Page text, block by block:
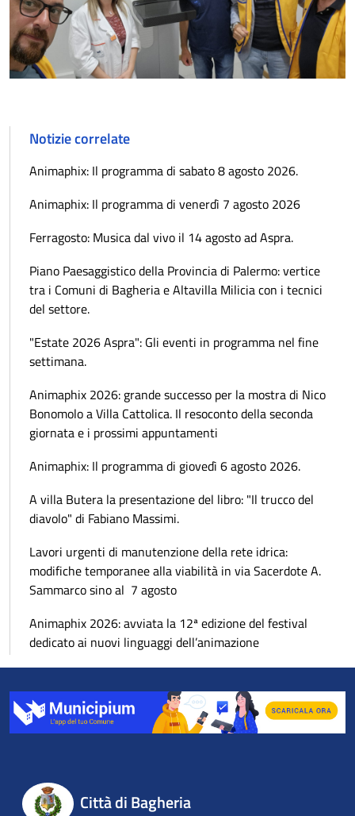
Notizie correlate
Animaphix: Il programma di sabato 8 agosto 2026.
Animaphix: Il programma di venerdì 7 agosto 2026
Ferragosto: Musica dal vivo il 14 agosto ad Aspra.
Piano Paesaggistico della Provincia di Palermo: vertice
tra i Comuni di Bagheria e Altavilla Milicia con i tecnici
del settore.
"Estate 2026 Aspra": Gli eventi in programma nel fine
settimana.
Animaphix 2026: grande successo per la mostra di Nico
Bonomolo a Villa Cattolica. Il resoconto della seconda
giornata e i prossimi appuntamenti
Animaphix: Il programma di giovedì 6 agosto 2026.
A villa Butera la presentazione del libro: "Il trucco del
diavolo" di Fabiano Massimi.
Lavori urgenti di manutenzione della rete idrica:
modifiche temporanee alla viabilità in via Sacerdote A.
Sammarco sino al 7 agosto
Animaphix 2026: avviata la 12ª edizione del festival
dedicato ai nuovi linguaggi dell’animazione
Città di Bagheria